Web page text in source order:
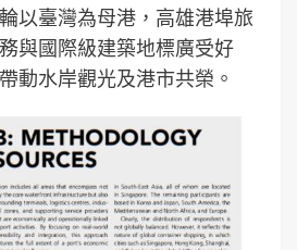
以臺灣為母港，高雄港埠旅
與國際級建築地標廣受好
動水岸觀光及港市共榮。